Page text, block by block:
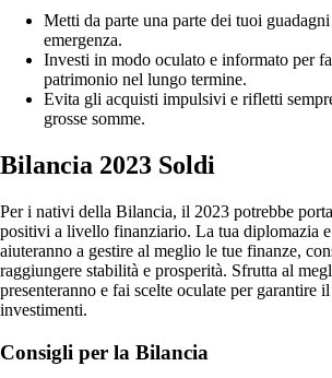
Metti da parte una parte dei tuoi
emergenza.
Investi in modo oculato e informato per
patrimonio nel lungo termine.
Evita gli acquisti impulsivi e rifletti
grosse somme.
Bilancia 2023 Soldi
Per i nativi della Bilancia, il 2023 potrebbe
positivi a livello finanziario. La tua diplomazia
aiuteranno a gestire al meglio le tue finanze,
raggiungere stabilità e prosperità. Sfrutta al
presenteranno e fai scelte oculate per garantire
investimenti.
Consigli per la Bilancia